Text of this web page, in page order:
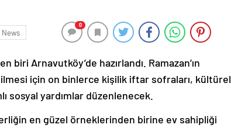
News
0
Arnavutköy’de hazırlandı. Ramazan’ın
için on binlerce kişilik iftar sofraları, kültürel
sosyal yardımlar düzenlenecek.
en güzel örneklerinden birine ev sahipliği